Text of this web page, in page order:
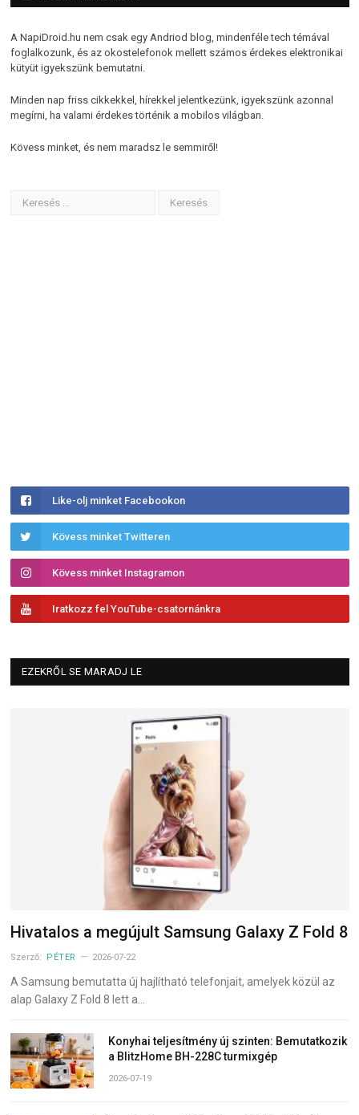
A NapiDroid.hu nem csak egy Andriod blog, mindenféle tech témával
foglalkozunk, és az okostelefonok mellett számos érdekes elektronikai
kütyüt igyekszünk bemutatni.
Minden nap friss cikkekkel, hírekkel jelentkezünk, igyekszünk azonnal
megírni, ha valami érdekes történik a mobilos világban.
Kövess minket, és nem maradsz le semmiről!
Like-olj minket Facebookon
Kövess minket Twitteren
Kövess minket Instagramon
Iratkozz fel YouTube-csatornánkra
EZEKRŐL SE MARADJ LE
Hivatalos a megújult Samsung Galaxy Z Fold 8
Szerző: PÉTER 2026-07-22
A Samsung bemutatta új hajlítható telefonjait, amelyek közül az
alap Galaxy Z Fold 8 lett a…
Konyhai teljesítmény új szinten: Bemutatkozik
a BlitzHome BH-228C turmixgép
2026-07-19